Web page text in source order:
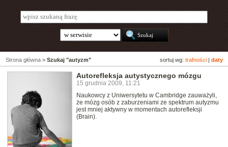
sortuj wg: trafności daty
Strona główna > Szukaj "autyzm"
Autorefleksja autystycznego mózgu
15 grudnia 2009, 11:21
Naukowcy z Uniwersytetu w Cambridge zauważyli,
że mózg osób z zaburzeniami ze spektrum autyzmu
jest mniej aktywny w momentach autorefleksji
(Brain).